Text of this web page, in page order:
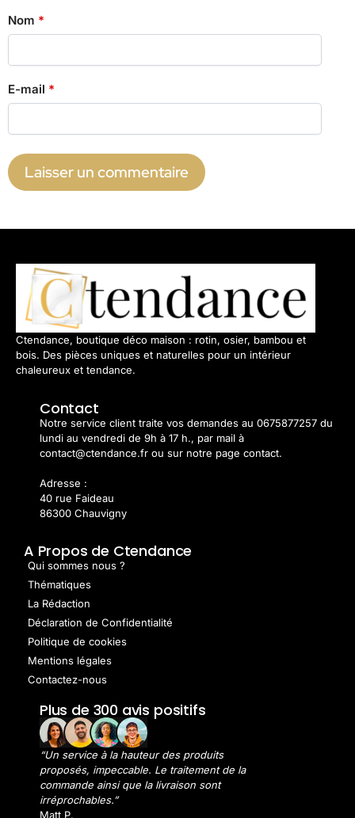
Nom *
E-mail *
Ctendance, boutique déco maison : rotin, osier, bambou et
bois. Des pièces uniques et naturelles pour un intérieur
chaleureux et tendance.
Contact
Notre service client traite vos demandes au 0675877257 du
lundi au vendredi de 9h à 17 h., par mail à
contact@ctendance.fr ou sur notre page contact.
Adresse :
40 rue Faideau
86300 Chauvigny
A Propos de Ctendance
Qui sommes nous ?
Thématiques
La Rédaction
Déclaration de Confidentialité
Politique de cookies
Mentions légales
Contactez-nous
Plus de 300 avis positifs
“Un service à la hauteur des produits
proposés, impeccable. Le traitement de la
commande ainsi que la livraison sont
irréprochables.”
Matt P.